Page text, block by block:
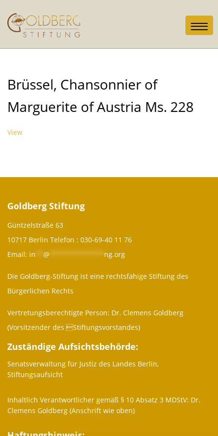
Brüssel, Chansonnier of
Marguerite of Austria Ms. 228
View
Goldberg Stiftung
Güntzelstraße 63
10717 Berlin Telefon : 030-69-40 11 76
Email: in @ ************** ng.org
Die Goldberg-Stiftung ist eine rechtsfähige Stiftung des
Bürgerlichen Rechts
Vertretungsberechtigte Person: Dr. Clemens Goldberg
(Vorsitzender des Stiftungsvorstandes)
Zuständige Aufsichtsbehörde:
Senatsverwaltung für Justiz des Landes Berlin,
Stiftungsaufsicht
Inhaltlich Verantwortlicher gemäß § 10 Absatz 3 MDStV: Dr.
Clemens Goldberg (Anschrift wie oben)